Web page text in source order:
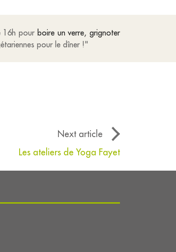
16h pour boire un verre, grignoter
pour le dîner !"
Next article
Les ateliers de Yoga Fayet